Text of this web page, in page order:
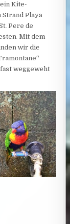
Kite-
Strand Playa
Pere de
Mit dem
wir die
weggeweht